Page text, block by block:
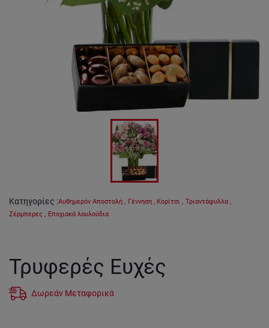
Κατηγορίες :Αυθημερόν Αποστολή , Γέννηση , Κορίτσι , Τριαντάφυλλα ,
Ζέρμπερες , Εποχιακά λουλούδια
Τρυφερές Ευχές
Δωρεάν Μεταφορικά